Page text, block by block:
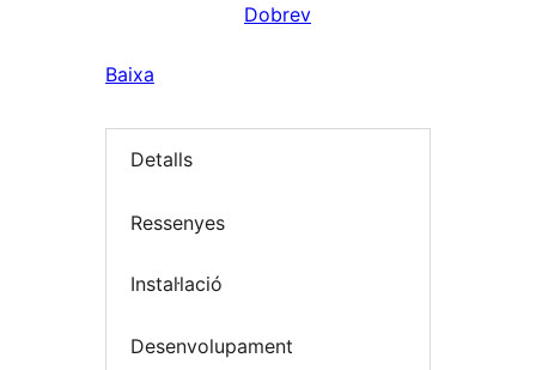
Dobrev
Baixa
Detalls
Ressenyes
Instal·lació
Desenvolupament